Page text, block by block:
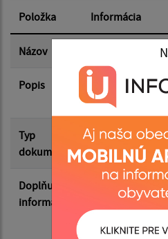
Dátum zverejnenia do:
Filtrovať
Položka Informácia
Názov ESt Pp Horná
Popis
Stavba 2:
22 kV
Typ
dokumentu
Verejné vyhlášky
Doplňujúce
informácie
"ESt Pp Horná
Stavba 2:
Stavebné